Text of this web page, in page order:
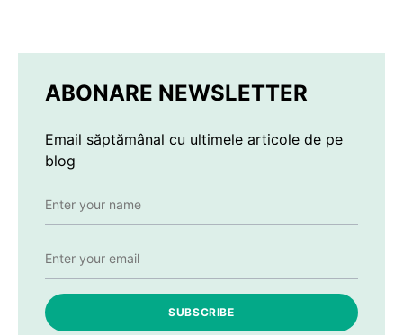
ABONARE NEWSLETTER
Email săptămânal cu ultimele articole de pe
blog
SUBSCRIBE